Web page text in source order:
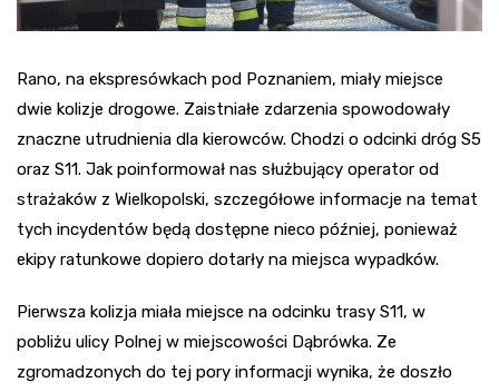
Rano, na ekspresówkach pod Poznaniem, miały miejsce
dwie kolizje drogowe. Zaistniałe zdarzenia spowodowały
znaczne utrudnienia dla kierowców. Chodzi o odcinki dróg S5
oraz S11. Jak poinformował nas służbujący operator od
strażaków z Wielkopolski, szczegółowe informacje na temat
tych incydentów będą dostępne nieco później, ponieważ
ekipy ratunkowe dopiero dotarły na miejsca wypadków.
Pierwsza kolizja miała miejsce na odcinku trasy S11, w
pobliżu ulicy Polnej w miejscowości Dąbrówka. Ze
zgromadzonych do tej pory informacji wynika, że doszło